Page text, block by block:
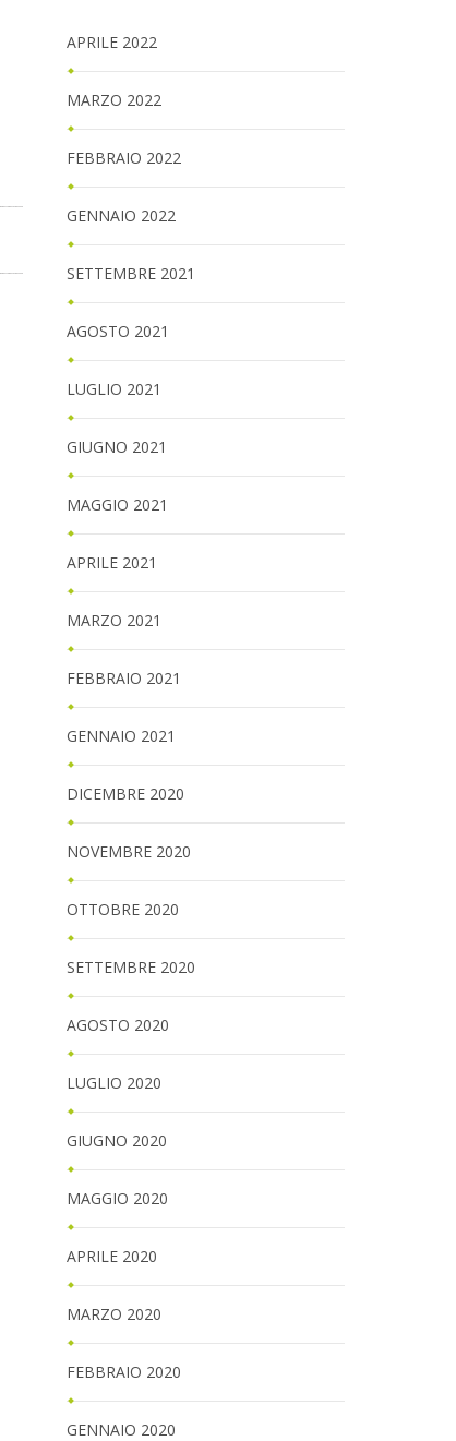
APRILE 2022
MARZO 2022
FEBBRAIO 2022
GENNAIO 2022
SETTEMBRE 2021
AGOSTO 2021
LUGLIO 2021
GIUGNO 2021
MAGGIO 2021
APRILE 2021
MARZO 2021
FEBBRAIO 2021
GENNAIO 2021
DICEMBRE 2020
NOVEMBRE 2020
OTTOBRE 2020
SETTEMBRE 2020
AGOSTO 2020
LUGLIO 2020
GIUGNO 2020
MAGGIO 2020
APRILE 2020
MARZO 2020
FEBBRAIO 2020
GENNAIO 2020